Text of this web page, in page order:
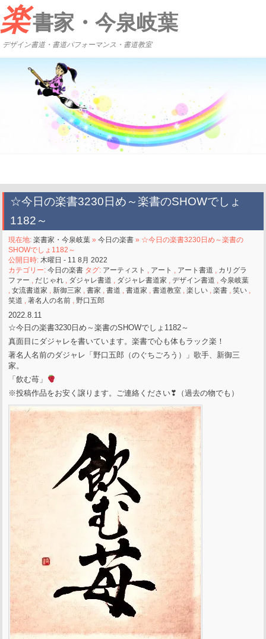
楽書家・今泉岐葉
デザイン書道・書道パフォーマンス・書道教室
☆今日の楽書3230日め～楽書のSHOWでしょ
1182～
現在地:楽書家・今泉岐葉 »今日の楽書 » ☆今日の楽書3230日め～楽書の
SHOWでしょ1182～
公開日時: 木曜日 - 11 8月 2022
カテゴリー:今日の楽書 タグ: アーティスト アート アート書道
カリグラ
ファー
だじゃれ ダジャレ書道 ダジャレ書道家 ,デザイン書道 ,今泉岐葉
,女流書道家 新御三家 ,書家 ,書道 ,書道家 ,書道教室 ,楽しい ,楽書 ,笑い
笑道
,著名人の名前 ,野口五郎
2022.8.11
☆今日の楽書3230日め～楽書のSHOWでしょ1182～
真面目にダジャレを書いています。楽書で心も体もラック楽！
著名人名前のダジャレ「野口五郎（のぐちごろう）」歌手、新御三
家。
「飲む苺」
※投稿作品をお安く譲ります。ご連絡ください❣（過去の物でも）